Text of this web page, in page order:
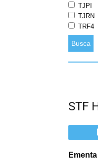
TJPI
TJRN
TRF4
Busca
STF
Ementa